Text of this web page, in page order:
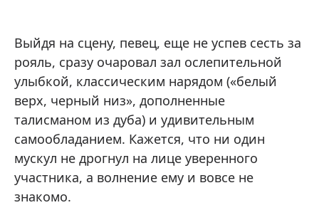
Выйдя на сцену, певец, еще не успев сесть за
рояль, сразу очаровал зал ослепительной
улыбкой, классическим нарядом («белый
верх, черный низ», дополненные
талисманом из дуба) и удивительным
самообладанием. Кажется, что ни один
мускул не дрогнул на лице уверенного
участника, а волнение ему и вовсе не
знакомо.